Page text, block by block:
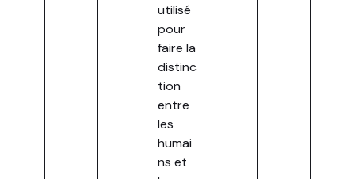
utilisé
pour
faire la
distinc
tion
entre
les
humai
ns et